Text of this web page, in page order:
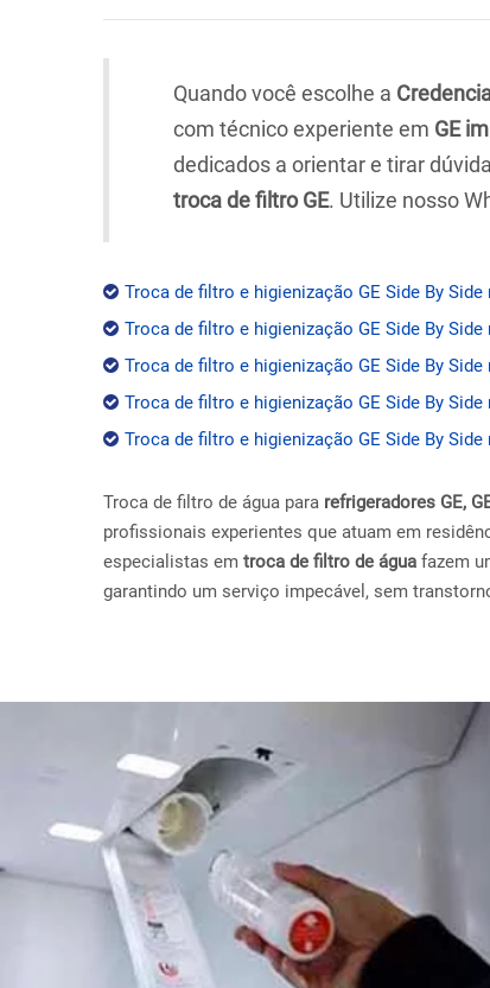
Quando você escolhe a
com técnico experiente em GE
dedicados a orientar e tirar
troca de filtro GE. Utilize nosso
Troca de filtro e higienização GE Side By Side
Troca de filtro e higienização GE Side By Side
Troca de filtro e higienização GE Side By Side
Troca de filtro e higienização GE Side By
Troca de filtro e higienização GE Side By Side
Troca de filtro de água para refrigeradores GE,
profissionais experientes que atuam em
especialistas em troca de filtro de água fazem
garantindo um serviço impecável, sem